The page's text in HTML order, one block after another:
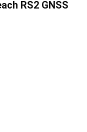
RS2 GNSS